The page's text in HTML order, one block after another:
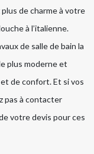
de charme à votre
à l’italienne.
de salle de bain la
plus moderne et
de confort. Et si vos
pas à contacter
votre devis pour ces